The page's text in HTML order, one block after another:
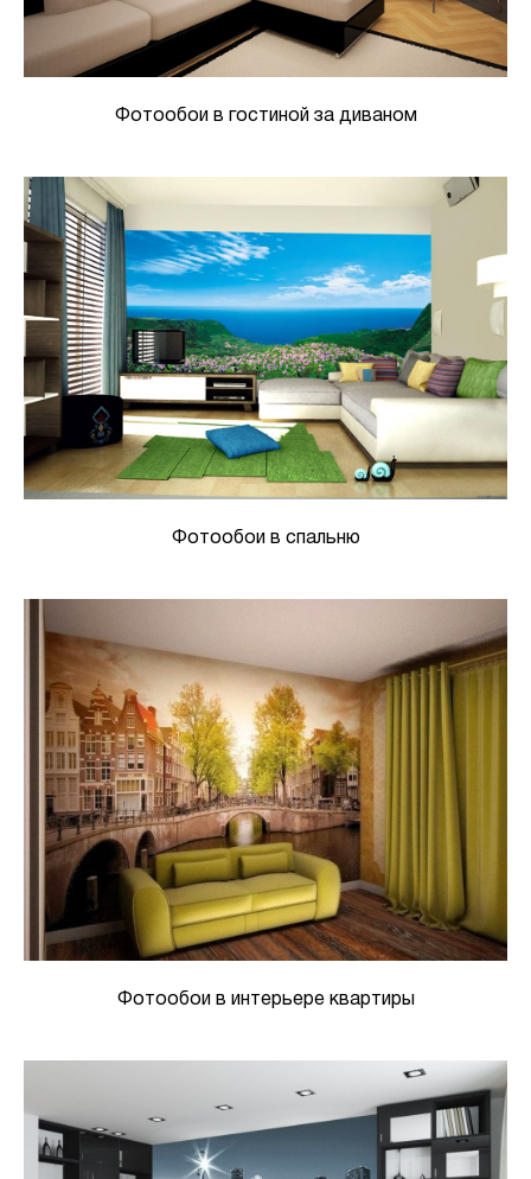
Фотообои в гостиной за диваном
Фотообои в спальню
Фотообои в интерьере квартиры